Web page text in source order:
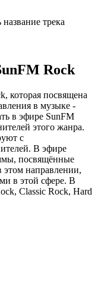
трека
Rock
которая посвящена
в музыке -
в эфире SunFM
этого жанра.
с
В эфире
посвящённые
этом направлении,
в этой сфере. В
Classic Rock, Hard